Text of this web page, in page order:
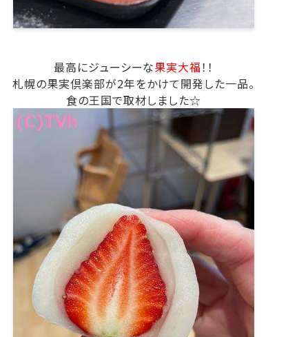
最高にジューシーな果実大福！！
札幌の果実倶楽部が2年をかけて開発した一品。
食の王国で取材しました☆